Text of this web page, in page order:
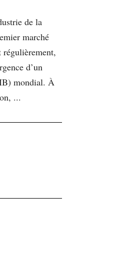
de la
marché
d’un
mondial. À
...